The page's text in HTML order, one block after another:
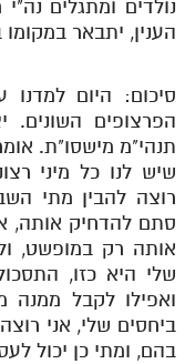
נולדים ומתגלים
הענין, יתבאר
סיכום: היום
הפרצופים השונים.
תנהי"מ מישסו"ת.
שיש לנו כל מיני
רוצה להבין מתי
סתם להדחיק אותה,
אותה רק במופשט,
שלי היא כזו,
ואפילו לקבל
ביחסים שלי, אני
בהם, ומתי כן יכול